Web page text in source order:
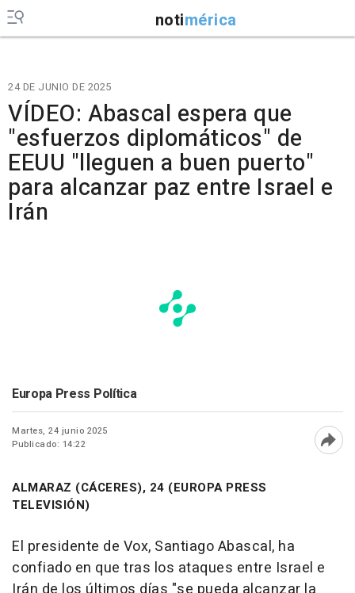
notimérica
24 DE JUNIO DE 2025
VÍDEO: Abascal espera que
"esfuerzos diplomáticos" de
EEUU "lleguen a buen puerto"
para alcanzar paz entre Israel e
Irán
Europa Press Política
Martes, 24 junio 2025
Publicado: 14:22
ALMARAZ (CÁCERES), 24 (EUROPA PRESS
TELEVISIÓN)
El presidente de Vox, Santiago Abascal, ha
confiado en que tras los ataques entre Israel e